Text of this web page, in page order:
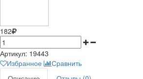
182
Артикул: 19443
Избранное
Сравнить